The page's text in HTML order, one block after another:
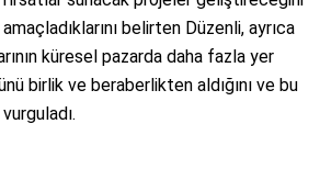
belirten Düzenli, ayrıca
küresel pazarda daha fazla yer
birlik ve beraberlikten aldığını ve bu